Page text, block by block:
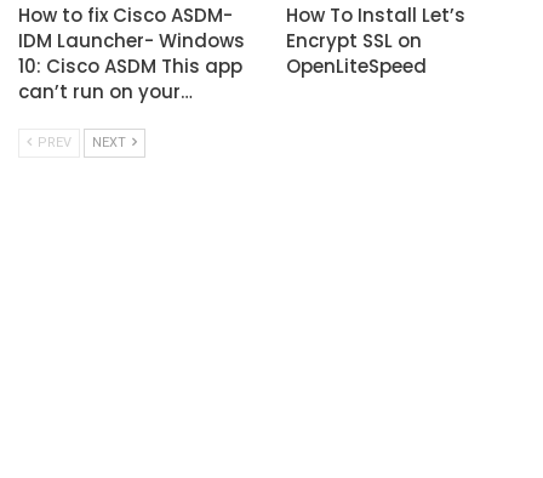
How to fix Cisco ASDM-
IDM Launcher- Windows
10: Cisco ASDM This app
can’t run on your…
How To Install Let’s
Encrypt SSL on
OpenLiteSpeed
PREV NEXT